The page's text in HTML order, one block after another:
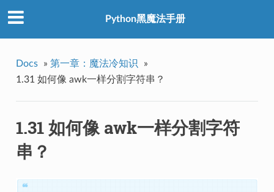
Python黑魔法手册
Docs » 第一章：魔法冷知识
»
1.31 如何像 awk一样分割字符串？
1.31 如何像 awk一样分割字符
串？